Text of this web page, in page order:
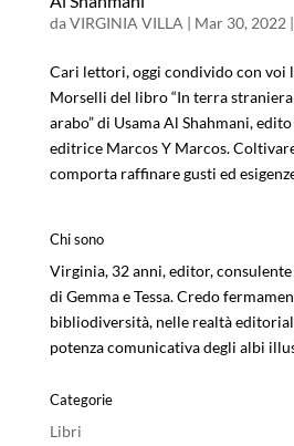
daVIRGINIA VILLA | Mar 30, 2022 |
Cari lettori, oggi condivido con voi
Morselli del libro “In terra
arabo” di Usama Al Shahmani,
editrice Marcos Y Marcos.
comporta raffinare gusti ed
Chi sono
Virginia, 32 anni, editor,
di Gemma e Tessa. Credo
bibliodiversità, nelle realtà
potenza comunicativa degli albi
Categorie
Libri